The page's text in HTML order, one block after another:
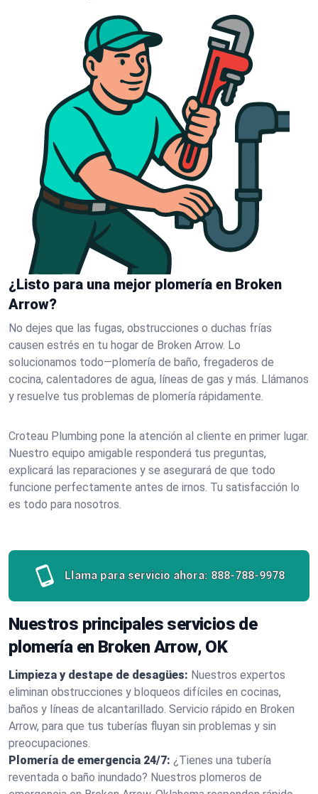
¿Listo para una mejor plomería en Broken
Arrow?
No dejes que las fugas, obstrucciones o duchas frías
causen estrés en tu hogar de Broken Arrow. Lo
solucionamos todo—plomería de baño, fregaderos de
cocina, calentadores de agua, líneas de gas y más. Llámanos
y resuelve tus problemas de plomería rápidamente.
Croteau Plumbing pone la atención al cliente en primer lugar.
Nuestro equipo amigable responderá tus preguntas,
explicará las reparaciones y se asegurará de que todo
funcione perfectamente antes de irnos. Tu satisfacción lo
es todo para nosotros.
Llama para servicio ahora: 888-788-9978
Nuestros principales servicios de
plomería en Broken Arrow, OK
Limpieza y destape de desagües: Nuestros expertos
eliminan obstrucciones y bloqueos difíciles en cocinas,
baños y líneas de alcantarillado. Servicio rápido en Broken
Arrow, para que tus tuberías fluyan sin problemas y sin
preocupaciones.
Plomería de emergencia 24/7: ¿Tienes una tubería
reventada o baño inundado? Nuestros plomeros de